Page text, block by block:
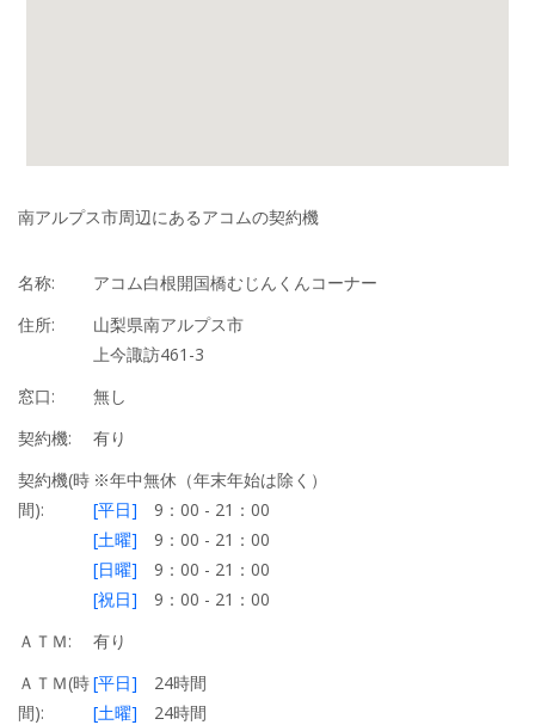
南アルプス市周辺にあるアコムの契約機
名称:
アコム白根開国橋むじんくんコーナー
住所:
山梨県南アルプス市
上今諏訪461-3
窓口:
無し
契約機:
有り
契約機(時
間):
※年中無休（年末年始は除く）
[平日] 9：00 - 21：00
[土曜] 9：00 - 21：00
[日曜] 9：00 - 21：00
[祝日] 9：00 - 21：00
ＡＴＭ:
有り
ＡＴＭ(時
間):
[平日] 24時間
[土曜] 24時間